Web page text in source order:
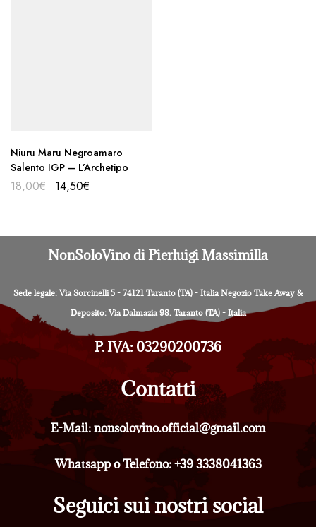
Niuru Maru Negroamaro
Salento IGP – L’Archetipo
18,00€ 14,50€
NonSoloVino di Pierluigi Massimilla
Sede legale: Via Sorcinelli 5 - 74121 Taranto (TA) - Italia Negozio Take Away &
Deposito: Via Dalmazia 98, Taranto (TA) - Italia
P. IVA: 03290200736
Contatti
E-Mail: nonsolovino.official@gmail.com
Whatsapp o Telefono: +39 3338041363
Seguici sui nostri social